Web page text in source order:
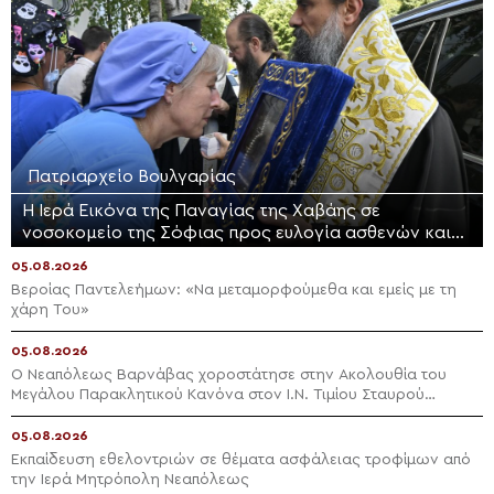
Πατριαρχείο Βουλγαρίας
Η Ιερά Εικόνα της Παναγίας της Χαβάης σε
νοσοκομείο της Σόφιας προς ευλογία ασθενών και
05.08.2026
Βεροίας Παντελεήμων: «Nα μεταμορφούμεθα και εμείς με τη
χάρη Του»
05.08.2026
Ο Νεαπόλεως Βαρνάβας χοροστάτησε στην Ακολουθία του
Μεγάλου Παρακλητικού Κανόνα στον Ι.Ν. Τιμίου Σταυρού
Διαλογής
05.08.2026
Εκπαίδευση εθελοντριών σε θέματα ασφάλειας τροφίμων από
την Ιερά Μητρόπολη Νεαπόλεως